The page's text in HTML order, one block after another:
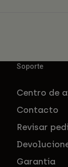
Soporte
Centro de
Contacto
Revisar
Garantía